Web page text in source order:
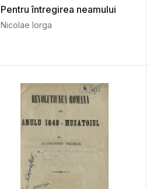
Pentru întregirea neamului
Nicolae Iorga